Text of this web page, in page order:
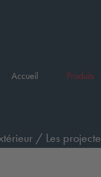
Accueil Produits
/ Les